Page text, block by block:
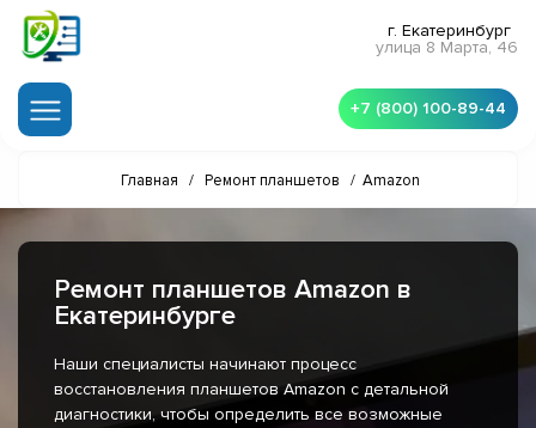
г. Екатеринбург
улица 8 Марта, 46
+7 (800) 100-89-44
Главная / Ремонт планшетов / Amazon
Ремонт планшетов Amazon в
Екатеринбурге
Наши специалисты начинают процесс
восстановления планшетов Amazon с детальной
диагностики, чтобы определить все возможные